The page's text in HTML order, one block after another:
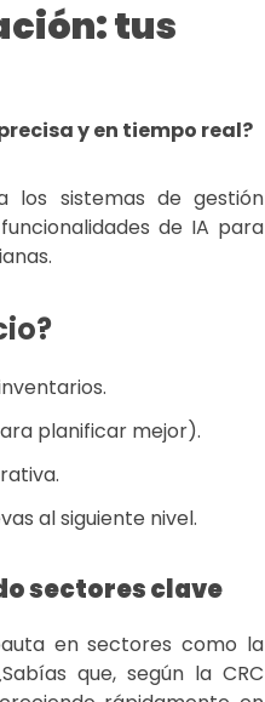
tus
y en tiempo real?
los sistemas de gestión
de IA para
planificar mejor).
al siguiente nivel.
sectores clave
en sectores como la
que, según la CRC